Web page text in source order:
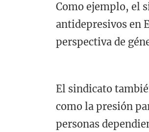
Como ejemplo, el
antidepresivos en
perspectiva de
El sindicato
como la presión
personas